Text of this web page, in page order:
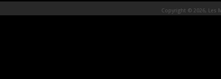
Copyright © 2026, Les